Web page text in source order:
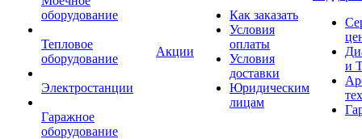
оборудование
Тепловое
оборудование
Электростанции
Гаражное
оборудование
Акции
Как заказать
Условия
оплаты
Условия
доставки
Юридическим
лицам
и